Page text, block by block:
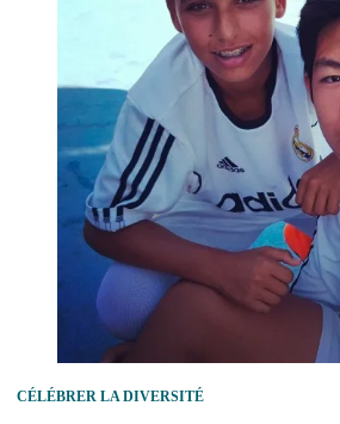
CÉLÉBRER LA DIVERSITÉ